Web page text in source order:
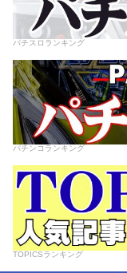
パチスロランキング
パチンコランキング
TOPICSランキング